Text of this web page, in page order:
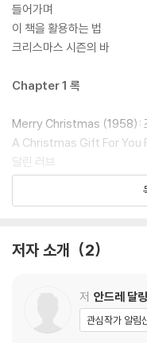
들어가며
이 책을 활용하는 법
크리스마스 시즌의 바
Chapter 1 록
Merry Christmas (1958):
A Christmas Gift For You
달린 러브
The Beach Boys’
A Soulful Christmas
레슬리
Natty Christmas (1978):
A Very Special Christmas
Merry Christmas (1994):
저자 소개 2
저 안드레 달
관심작가 알림